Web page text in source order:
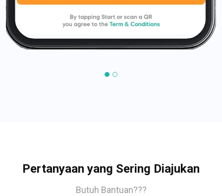
Pertanyaan yang Sering Diajukan
Butuh Bantuan???